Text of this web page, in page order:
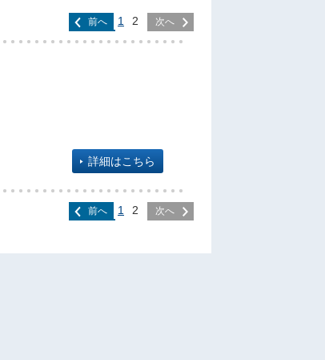
前へ 1 2 次へ
詳細はこちら
前へ 1 2 次へ